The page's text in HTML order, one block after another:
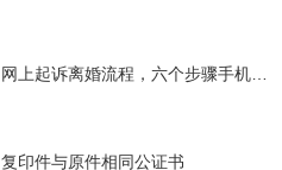
复印件与原件相同公证书